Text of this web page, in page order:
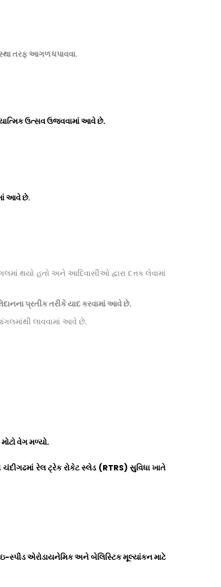
તરફ આગળ ધપાવવા.
ઉત્સવ ઉજવવામાં આવે છે.
આવે છે.
થયો હતો અને આદિવાસીઓ દ્વારા દત્તક લેવામાં
પ્રતીક તરીકે યાદ કરવામાં આવે છે.
લાવવામાં આવે છે.
વેગ મળ્યો.
રેલ ટ્રેક રોકેટ સ્લેડ (RTRS) સુવિધા ખાતે
સ્પીડ એરોડાયનેમિક અને બેલિસ્ટિક મૂલ્યાંકન માટે